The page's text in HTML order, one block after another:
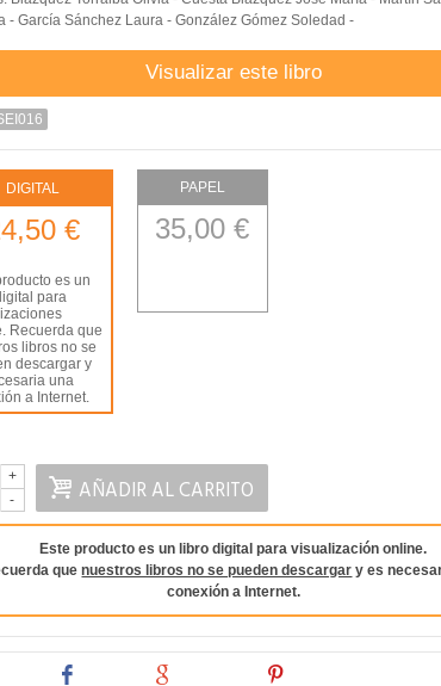
- García Sánchez Laura - González Gómez Soledad -
Visualizar este libro
DIGITAL
€
es un
para
Recuerda que
libros no se
descargar y
una
a Internet.
PAPEL
35,00 €
-
+ AÑADIR AL CARRITO
Este producto es un libro digital para visualización online.
quenuestros libros no se pueden descargar y es
conexión a Internet.